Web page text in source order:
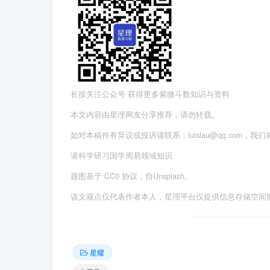
长按关注公众号 获得更多紫微斗数知识与资料
本文内容由星理网友分享推荐，请勿转载。
如对本稿件有异议或投诉请联系：luislau@qq.com，我们
请科学研习国学周易领域知识
题图基于 CC0 协议，自Unsplash。
该文观点仅代表作者本人，星理平台仅提供信息存储空间
星耀